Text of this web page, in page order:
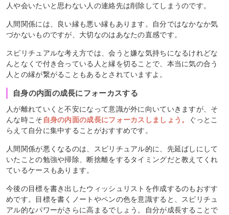
人や会いたいと思わない人の連絡先は削除してしまうのです。
人間関係には、良い縁も悪い縁もあります。自分ではなかなか気
づかないものですが、大切なのはあなたの直感です。
スピリチュアルな考え方では、会うと嫌な気持ちになるけれどな
んとなくで付き合っている人と縁を切ることで、本当に気の合う
人との縁が繋がることもあるとされていますよ。
自身の内面の成長にフォーカスする
人が離れていくと不安になって意識が外に向いていきますが、そ
んな時こそ 自身の内面の成長にフォーカスしましょう。
ぐっとこ
らえて自分に集中することがおすすめです。
人間関係が悪くなるのは、スピリチュアル的に、先延ばしにして
いたことの勉強や掃除、断捨離をするタイミングだと教えてくれ
ているケースもあります。
今後の目標を書き出したウィッシュリストを作成するのもおすす
めです。目標を書くノートやペンの色を意識すると、スピリチュ
アル的なパワーがさらに高まるでしょう。自分が成長することで